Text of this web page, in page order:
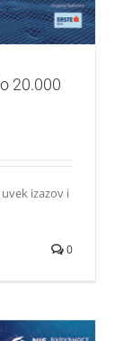
20.000
izazov i
0